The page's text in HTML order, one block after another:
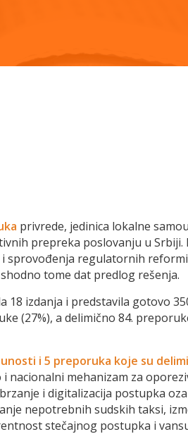
privrede, jedinica lokalne
prepreka poslovanju u
regulatornih
tome dat predlog rešenja.
18 izdanja i predstavila gotovo
(27%), a delimično 84.
i 5 preporuka koje su
nacionalni mehanizam za
i digitalizacija postupka
nepotrebnih sudskih taksi,
stečajnog postupka i